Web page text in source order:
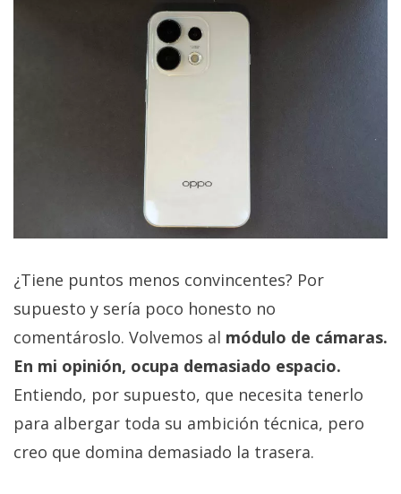
¿Tiene puntos menos convincentes? Por
supuesto y sería poco honesto no
comentároslo. Volvemos al módulo de cámaras.
En mi opinión, ocupa demasiado espacio.
Entiendo, por supuesto, que necesita tenerlo
para albergar toda su ambición técnica, pero
creo que domina demasiado la trasera.